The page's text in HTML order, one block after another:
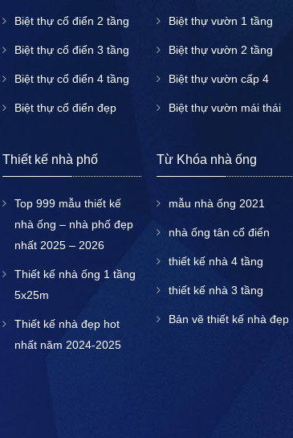
Biệt thự cổ điển 2 tầng
Biệt thự cổ điển 3 tầng
Biệt thự cổ điển 4 tầng
Biệt thự cổ điển đẹp
Biệt thự vườn 1 tầng
Biệt thự vườn 2 tầng
Biệt thự vườn cấp 4
Biệt thự vườn mái thái
Thiết kế nhà phố
Top 999 mẫu thiết kế
nhà ống – nhà phố đẹp
nhất 2025 – 2026
Thiết kế nhà ống 1 tầng
5x25m
Thiết kế nhà đẹp hot
nhất năm 2024-2025
Từ Khóa nhà ống
mẫu nhà ống 2021
nhà ống tân cổ điển
thiết kế nhà 4 tầng
thiết kế nhà 3 tầng
Bản vẽ thiết kế nhà đẹp